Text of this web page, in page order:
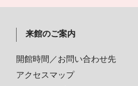
来館のご案内
開館時間／お問い合わせ先
アクセスマップ